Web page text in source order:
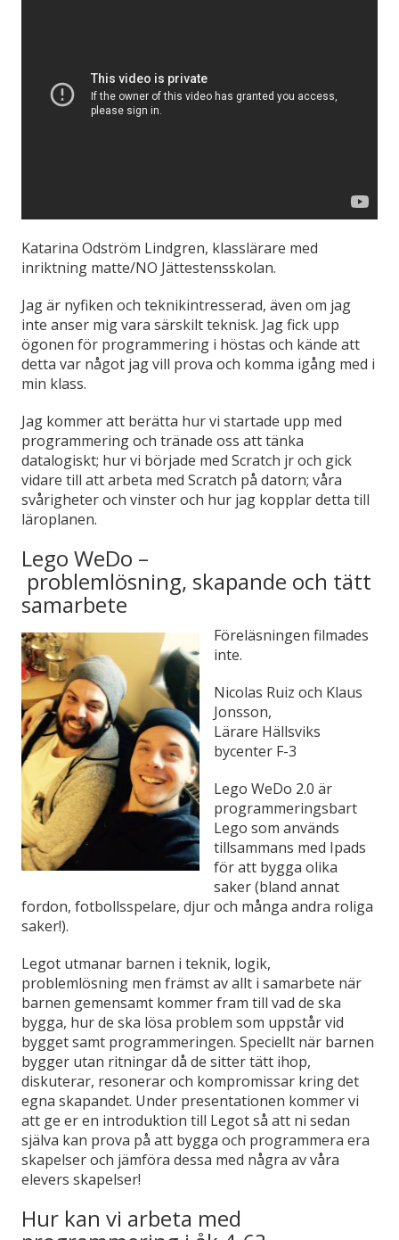
Katarina Odström Lindgren, klasslärare med
inriktning matte/NO Jättestensskolan.
Jag är nyfiken och teknikintresserad, även om jag
inte anser mig vara särskilt teknisk. Jag fick upp
ögonen för programmering i höstas och kände att
detta var något jag vill prova och komma igång med i
min klass.
Jag kommer att berätta hur vi startade upp med
programmering och tränade oss att tänka
datalogiskt; hur vi började med Scratch jr och gick
vidare till att arbeta med Scratch på datorn; våra
svårigheter och vinster och hur jag kopplar detta till
läroplanen.
Lego WeDo –
problemlösning, skapande och tätt
samarbete
Föreläsningen filmades
inte.
Nicolas Ruiz och Klaus
Jonsson,
Lärare Hällsviks
bycenter F-3
Lego WeDo 2.0 är
programmeringsbart
Lego som används
tillsammans med Ipads
för att bygga olika
saker (bland annat
fordon, fotbollsspelare, djur och många andra roliga
saker!).
Legot utmanar barnen i teknik, logik,
problemlösning men främst av allt i samarbete när
barnen gemensamt kommer fram till vad de ska
bygga, hur de ska lösa problem som uppstår vid
bygget samt programmeringen. Speciellt när barnen
bygger utan ritningar då de sitter tätt ihop,
diskuterar, resonerar och kompromissar kring det
egna skapandet. Under presentationen kommer vi
att ge er en introduktion till Legot så att ni sedan
själva kan prova på att bygga och programmera era
skapelser och jämföra dessa med några av våra
elevers skapelser!
Hur kan vi arbeta med